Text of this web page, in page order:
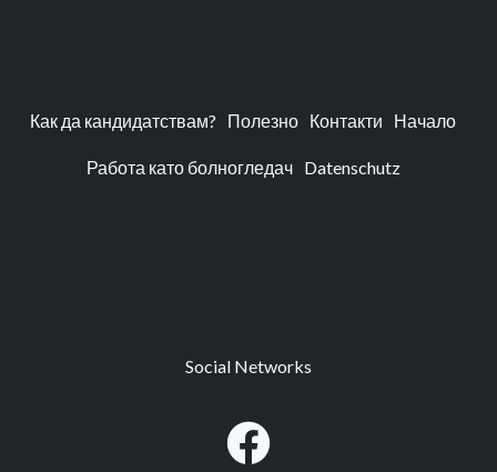
Как да кандидатствам? Полезно Контакти Начало
Работа като болногледач Datenschutz
Social Networks